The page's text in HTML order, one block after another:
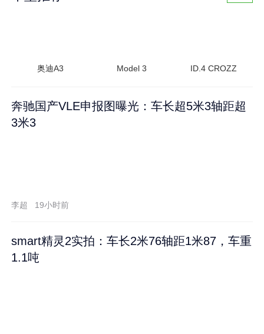
奥迪A3 Model 3 ID.4 CROZZ
奔驰国产VLE申报图曝光：车长超5米3轴距超
3米3
李超 19小时前
smart精灵2实拍：车长2米76轴距1米87，车重
1.1吨